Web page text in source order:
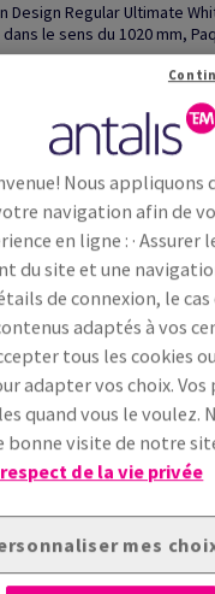
Design Regular Ultimate
le sens du 1020 mm,
temporaire! Jusqu'à 20%
Nous appliquons
navigation afin de
en ligne : · Assurer
du site et une navigation
de connexion, le cas
adaptés à vos
tous les cookies
adapter vos choix. Vos
quand vous le voulez.
bonne visite de notre
de la vie privée
mes